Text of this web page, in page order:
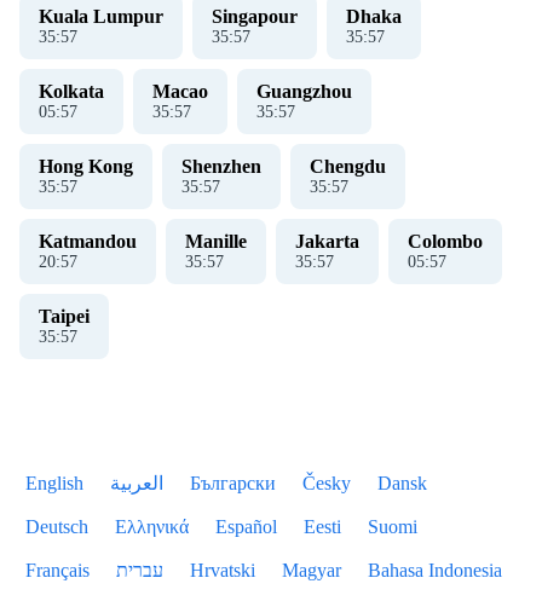
Kuala Lumpur
35:58
Singapour
35:58
Dhaka
35:58
Kolkata
05:58
Macao
35:58
Guangzhou
35:58
Hong Kong
35:58
Shenzhen
35:58
Chengdu
35:58
Katmandou
20:58
Manille
35:58
Jakarta
35:58
Colombo
05:58
Taipei
35:58
English العربية Български Česky Dansk
Deutsch Ελληνικά Español Eesti Suomi
Français עברית Hrvatski Magyar Bahasa Indonesia